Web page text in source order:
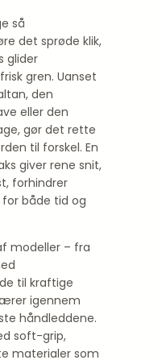
så
det sprøde klik,
glider
gren. Uanset
den
eller den
gør det rette
til forskel. En
giver rene snit,
forhindrer
både tid og
modeller – fra
til kraftige
igennem
håndleddene.
soft-grip,
materialer som